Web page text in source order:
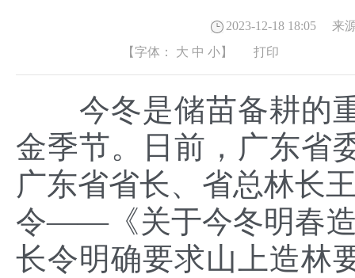
2023-12-18 18:05 来
【字体： 大 中 小】 打印
今冬是储苗备耕的重
金季节。日前，广东省
广东省省长、省总林长
令——《关于今冬明春
长令明确要求山上造林